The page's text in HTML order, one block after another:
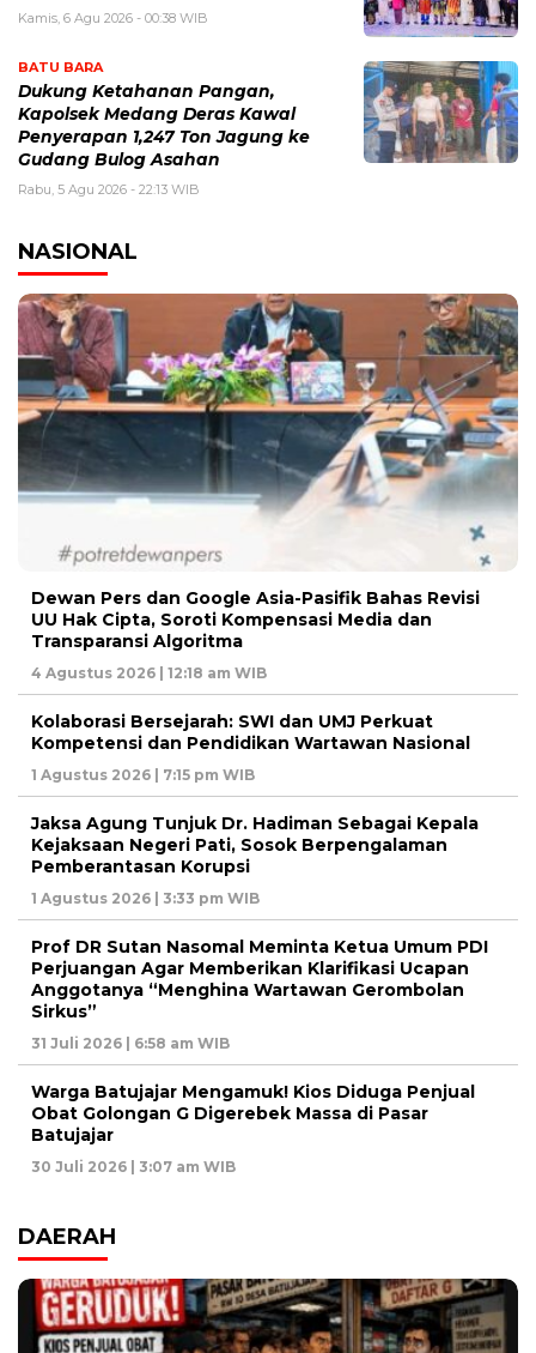
Kamis, 6 Agu 2026 - 00:38 WIB
BATU BARA
Dukung Ketahanan Pangan,
Kapolsek Medang Deras Kawal
Penyerapan 1,247 Ton Jagung ke
Gudang Bulog Asahan
Rabu, 5 Agu 2026 - 22:13 WIB
NASIONAL
Dewan Pers dan Google Asia-Pasifik Bahas Revisi
UU Hak Cipta, Soroti Kompensasi Media dan
Transparansi Algoritma
4 Agustus 2026 | 12:18 am WIB
Kolaborasi Bersejarah: SWI dan UMJ Perkuat
Kompetensi dan Pendidikan Wartawan Nasional
1 Agustus 2026 | 7:15 pm WIB
Jaksa Agung Tunjuk Dr. Hadiman Sebagai Kepala
Kejaksaan Negeri Pati, Sosok Berpengalaman
Pemberantasan Korupsi
1 Agustus 2026 | 3:33 pm WIB
Prof DR Sutan Nasomal Meminta Ketua Umum PDI
Perjuangan Agar Memberikan Klarifikasi Ucapan
Anggotanya “Menghina Wartawan Gerombolan
Sirkus”
31 Juli 2026 | 6:58 am WIB
Warga Batujajar Mengamuk! Kios Diduga Penjual
Obat Golongan G Digerebek Massa di Pasar
Batujajar
30 Juli 2026 | 3:07 am WIB
DAERAH